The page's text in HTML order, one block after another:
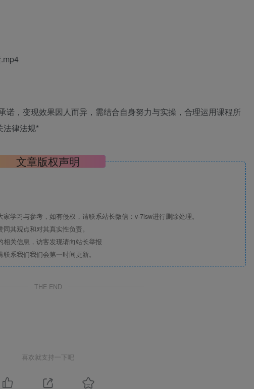
诺，变现效果因人而异，需结合自身努力与实操，合理运用课程所
法律法规*
文章版权声明
学习与参考，如有侵权，请联系站长微信：v-7lsw进行删除处理。
其观点和对其真实性负责。
关信息，访客发现请向站长举报
系我们我们会第一时间更新。
THE END
喜欢就支持一下吧